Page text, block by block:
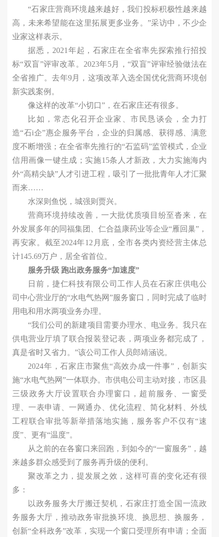
“石家庄营商环境越来越好，我们投标积极性越来越
高，未来希望能在这里拓展更多业务。”采访中，不少企
业家这样表示。
据悉，2021年起，石家庄在全省率先探索推行招投
标“双盲”评审改革。2023年5月，“双盲”评审经验做法在
全省推广。去年9月，这项改革入选全国优化营商环境创
新实践案例。
像这样的改革“小切口”，在石家庄还有很多。
比如，常态化召开企业家、市民恳谈会，全力打
造“石i企”惠企服务平台，企业的归属感、获得感、满意
度不断增强；在全省率先推行的“石监码”监管模式，企业
信用画像一键生成；实施15条人才新政，大力实施海内
外“高精尖缺”人才引进工程，吸引了一批批青年人才汇聚
而来……
水深则鱼悦，城强则贾兴。
营商环境持续改善，一大批优质项目纷至沓来，在
外发展多年的同福集团、仁合益康药业等企业“雁回巢”，
再安家。截至2024年12月底，全市各类内资经营主体总
计145.69万户，居全省首位。
服务升级 跑出政务服务“加速度”
日前，捷仁科技有限公司工作人员在石家庄供电公
司中心营业厅的“水电气热网”服务窗口，同时完成了临时
用电和用水两项业务办理。
“我们公司的新建项目需要办理水、电业务。我只在
供电营业厅填了联合报装登记表，两项业务都完成了，
真是省时又省力。”该公司工作人员郎靖涵说。
2024年，石家庄市聚焦“高效办成一件事”，创新实
施“水电气热网”一体联办。市供电公司主动对接，市区县
三级政务大厅设置联合办理窗口，超前服务、一窗受
理、一表申请、一网通办、优化流程、简化材料、外线
工程联合审批等新举措落地实施，服务客户不仅有“速
度”、更有“温度”。
从之前的在各窗口来回跑，到如今的“一窗服务”，越
来越多群众感受到了服务再升级的便利。
聚改革之力，提发展之效，这样可喜的变化还有很
多：
以政务服务大厅搬迁契机，石家庄打造全国一流政
务服务大厅，推动政务审批换环境、换思想、换服务，
创新“全科政务”改革，实现一个窗口受理所有申请；全面